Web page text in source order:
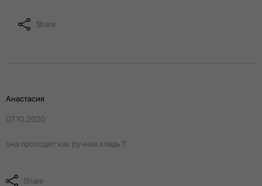
Share
Анастасия
07.10.2020
она проходит как ручная кладь ?
Share